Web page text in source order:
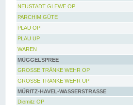
NEUSTADT GLEWE OP
PARCHIM GÜTE
PLAU OP
PLAU UP
WAREN
MÜGGELSPREE
GROSSE TRÄNKE WEHR OP
GROSSE TRÄNKE WEHR UP
MÜRITZ-HAVEL-WASSERSTRASSE
Diemitz OP